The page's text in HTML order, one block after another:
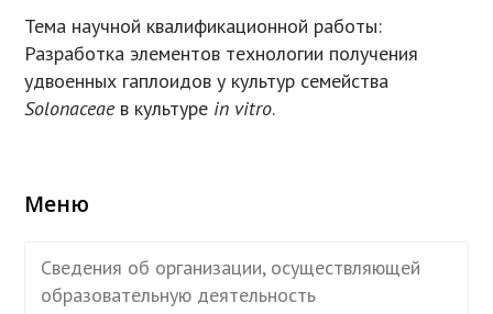
Тема научной квалификационной работы:
Разработка элементов технологии получения
удвоенных гаплоидов у культур семейства
Solonaceae в культуре in vitro.
Меню
Сведения об организации, осуществляющей
образовательную деятельность